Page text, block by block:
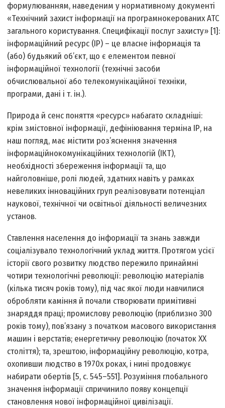
формулюванням, наведеним у нормативному документі
«Технічний захист інформації на програмно­керованих АТС
загального користування. Специфікації послуг захисту» [1]:
інформаційний ресурс (ІР) – це власне інформація та
(або) будь­який об’єкт, що є елементом певної
інформаційної технології (технічні засоби
обчислювальної або телекомунікаційної техніки,
програми, дані і т. ін.).
Природа й сенс поняття «ресурс» набагато складніші:
крім змістовної інформації, дефініювання терміна ІР, на
наш погляд, має містити роз’яснення значення
інформаційно­комунікаційних технологій (ІКТ),
необхідності збереження інформації та, що
найголовніше, ролі людей, здатних навіть у рамках
невеликих інноваційних груп реалізовувати потенціал
наукової, технічної чи освітньої діяльності величезних
установ.
Ставлення населення до інформації та знань завжди
соціалізувало технологічний уклад життя. Протягом усієї
історії свого розвитку людство пережило принаймні
чотири технологічні революції: революцію матеріалів
(кілька тисяч років тому), під час якої люди навчилися
обробляти каміння й почали створювати примітивні
знаряддя праці; промислову революцію (приблизно 300
років тому), пов’язану з початком масового використання
машин і верстатів; енергетичну революцію (початок ХХ
століття); та, зрештою, інформаційну революцію, котра,
охопивши людство в 1970­х роках, і нині продовжує
набирати обертів [5, c. 545–551]. Розуміння глобального
значення інформації спричинило появу концепції
становлення нової інформаційної цивілізації.